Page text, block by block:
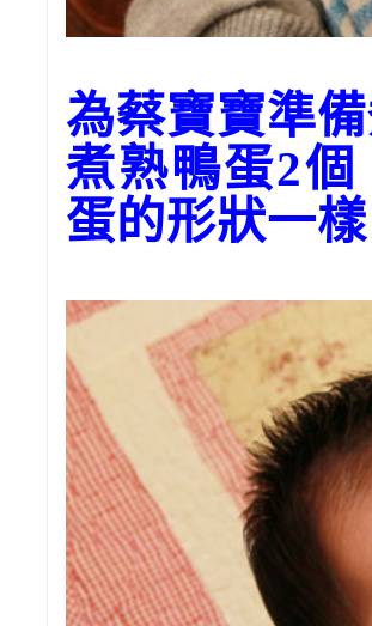
為蔡寶寶準
煮熟鴨蛋2
蛋的形狀一